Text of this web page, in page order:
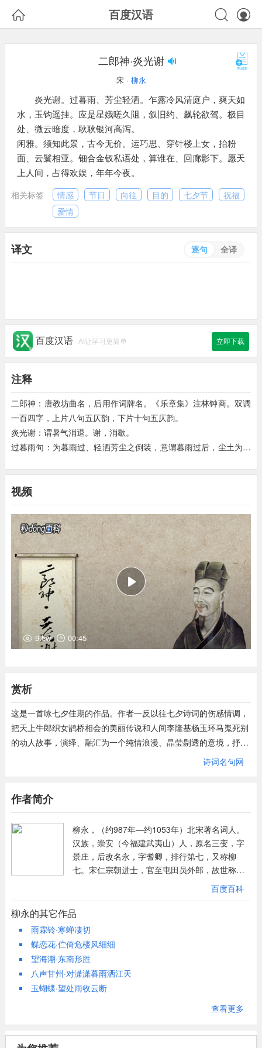
 百度汉语 

二郎神·炎光谢
宋 · 柳永
炎光谢。过暮雨、芳尘轻洒。乍露冷风清庭户，爽天如
水，玉钩遥挂。应是星娥嗟久阻，叙旧约、飙轮欲驾。极目
处、微云暗度，耿耿银河高泻。
闲雅。须知此景，古今无价。运巧思、穿针楼上女，抬粉
面、云鬟相亚。钿合金钗私语处，算谁在、回廊影下。愿天
上人间，占得欢娱，年年今夜。
相关标签 情感 节日 向往 目的 七夕节
祝福
爱情
译文 逐句 全译
百度汉语 AI让学习更简单 立即下载
注释
二郎神：唐教坊曲名，后用作词牌名。《乐章集》注林钟商。双调
一百四字，上片八句五仄韵，下片十句五仄韵。
炎光谢：谓暑气消退。谢，消歇。
过暮雨句：为暮雨过、轻洒芳尘之倒装，意谓暮雨过后，尘土为之
乍露：初次结露或接近结露的时候。
爽天如水：夜空像水一样清凉透明。爽天，清爽晴朗的天空。
玉钩：喻新月。鲍照《玩月城西门廨中》：蛾眉蔽珠栊，玉钩隔琐
窓。
应是二句：意谓此时应该是织女叹长久别离，欲重叙旧约，驾飙车
准备启程的时候了。
星娥：指织女。李商隐《圣女祠》：星娥一去后，月姊更来无？飚
轮，即飙车，御风而行的车。
极目处：眼睛所能看到的地方。
微云暗度：淡淡的云朵在不知不觉中慢慢移动。
耿耿：明亮的样子。
高泻：指银河高悬若泻。
闲雅：娴静幽雅。闲，通娴。
运巧思句：谓女子在彩楼上乞巧。农历七月七日夜（或七月六日
夜），穿着新衣的少女们在庭院向织女星乞求智巧，称为乞巧。
云鬟：高耸的环形发髻。李白《久别离》：至此肠断彼心绝，云鬟
绿鬓罢梳结。
相亚：相似。干宝《搜神记》
卷二：吴孙峻杀朱主，埋於石子冈。归命即位，将欲改葬之，冢墓
钿合金钗五句：用唐玄宗与杨贵妃七夕誓世世为夫妻典。
钿合：亦作钿盒。镶嵌金、银、玉、贝的首饰盒子。李裕《次宋编
修显夫南陌诗四十韵》：宝钗分凤翼，钿合寄龙团。
视频
9.5w 00:45
赏析
这是一首咏七夕佳期的作品。作者一反以往七夕诗词的伤感情调，
把天上牛郎织女鹊桥相会的美丽传说和人间李隆基杨玉环马嵬死别
的动人故事，演绎、融汇为一个纯情浪漫、晶莹剔透的意境，抒发
了对纯真爱情的美好祝愿和热烈向往。全词语言通俗易懂，形象鲜
上片着重写天上，开篇以细致轻便的笔调描绘出七夕清爽宜人的氛
围，诱人进入浪漫的遐想界。首韵“炎光射”，说明炎夏暑热已退，
一开头即点出秋令。“炎光”谓骄阳，代指夏暑。先说初秋，再从入
暮写起，导入七夕：阵黄昏过雨，轻洒芳尘，预示晚上将是气候宜
人和夜空清朗了。“乍露冷风清庭户爽”，由气候带出场景。“庭
户”是七夕乞巧的活动场所。古时人们于七夕佳期，往往在庭前观
望天上牛郎织女的相会。接下来一句“天如水、玉钩遥挂”意思是
说：秋高气爽，碧天如水，一弯上弦新月，出现在远远的天空，为
牛郎织女的赴约创造了最适宜的条件。“应是星娥嗟久阻，叙旧
约、飚轮欲驾”，想象织女嗟叹久与丈夫分离，在将赴佳期时心情
急切，于是乘驾快速的风轮飞渡银河。织女本为星名，故称“星
娥”。“极目处、微云暗度，耿耿银河高泻”，表现了人们盼望天上牛
郎织女幸福地相会。他们凝视高远的夜空，缕缕彩云飘过银河，而
银河耿耿发亮，牛郎织女终于欢聚，了却一年的相思之债。上片动
静结合，虚实相间，在从景物描写到幻想神游的推移中，寄寓了人
们对爱情幸福的美好遐想。的场面，也无热闹浓烈的气氛，各家于
的深意。词人强调“须知此景，古今无价”，提醒人们珍惜佳期，从
诗词名句网
作者简介
柳永，（约987年—约1053年）北宋著名词人。
汉族，崇安（今福建武夷山）人，原名三变，字
景庄，后改名永，字耆卿，排行第七，又称柳
七。宋仁宗朝进士，官至屯田员外郎，故世称柳
屯田。他自称“奉旨填词柳三变”，以毕生精力作
词，并以“白衣卿相”自诩。其词多描绘城市风光和
歌妓生活，尤长于抒写羁旅行役之情，创作慢词
独多。铺叙刻画，情景交融，语言通俗，音律谐
婉，在当时流传极其广泛，人称“凡有井水饮处，
皆能歌柳词”，婉约派最具代表性的人物之一，对
宋词的发展有重大影响，代表作 《雨霖铃》、
《八声甘州》、《凤栖梧》等。
百度百科
柳永的其它作品
雨霖铃·寒蝉凄切
蝶恋花·伫倚危楼风细细
望海潮·东南形胜
八声甘州·对潇潇暮雨洒江天
玉蝴蝶·望处雨收云断
查看更多